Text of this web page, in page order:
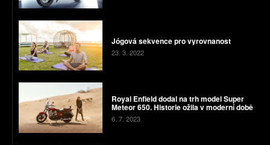
Jógová sekvence pro vyrovnanost
23. 3. 2022
Royal Enfield dodal na trh model Super
Meteor 650. Historie ožila v moderní době
6. 7. 2023